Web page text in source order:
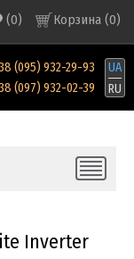
Корзина (0)
(0)
(095) 932-29-93
(097) 932-02-39
UA
RU
Inverter